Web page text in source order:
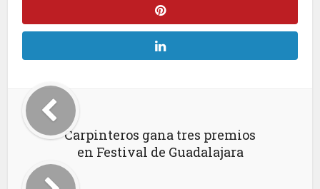
Carpinteros gana tres premios
en Festival de Guadalajara